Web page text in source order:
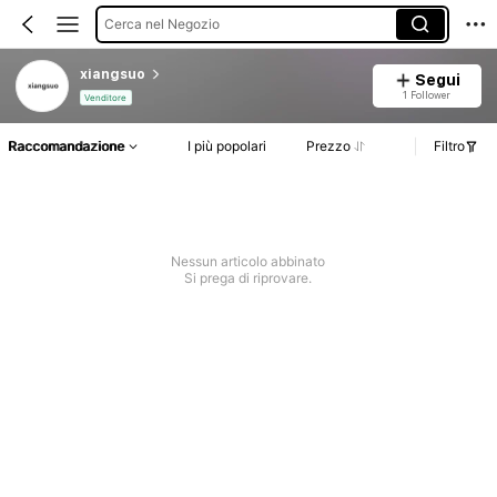
Cerca nel Negozio
xiangsuo
Venditore
Segui
1 Follower
Raccomandazione I più popolari Prezzo Filtro
Nessun articolo abbinato
Si prega di riprovare.